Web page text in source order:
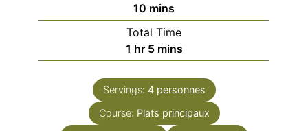
10 minutes
mins
Total Time
1 hour
hr 5minutes
mins
Servings: 4 personnes
Course: Plats principaux